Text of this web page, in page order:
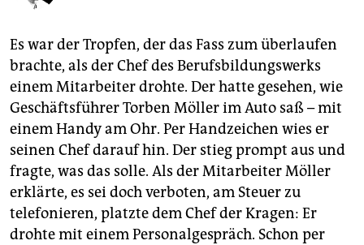
fragen & hilfe
unterstützen
abo
genossenschaft
epaper login
Es war der Tropfen, der das Fass zum überlaufen
brachte, als der Chef des Berufsbildungswerks
einem Mitarbeiter drohte. Der hatte gesehen, wie
Geschäftsführer Torben Möller im Auto saß – mit
einem Handy am Ohr. Per Handzeichen wies er
seinen Chef darauf hin. Der stieg prompt aus und
fragte, was das solle. Als der Mitarbeiter Möller
erklärte, es sei doch verboten, am Steuer zu
telefonieren, platzte dem Chef der Kragen: Er
drohte mit einem Personalgespräch. Schon per